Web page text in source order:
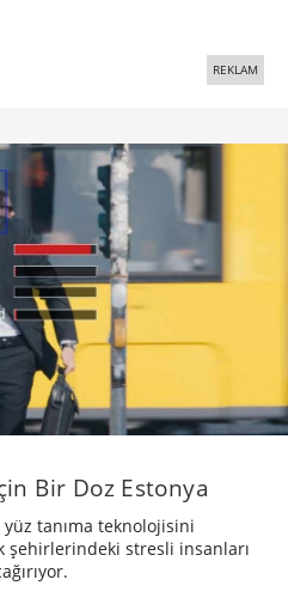
Bir Doz Estonya
tanıma teknolojisini
şehirlerindeki stresli insanları